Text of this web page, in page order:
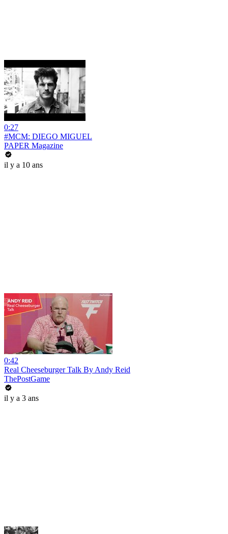
0:27
#MCM: DIEGO MIGUEL
PAPER Magazine
il y a 10 ans
0:42
Real Cheeseburger Talk By Andy Reid
ThePostGame
il y a 3 ans